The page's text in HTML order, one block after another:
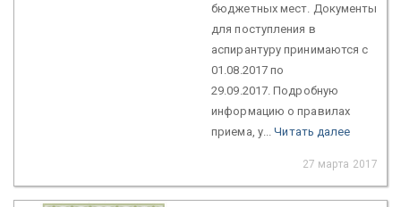
бюджетных мест. Документы
для поступления в
аспирантуру принимаются с
01.08.2017 по
29.09.2017. Подробную
информацию о правилах
приема, у...Читать далее
27 марта 2017